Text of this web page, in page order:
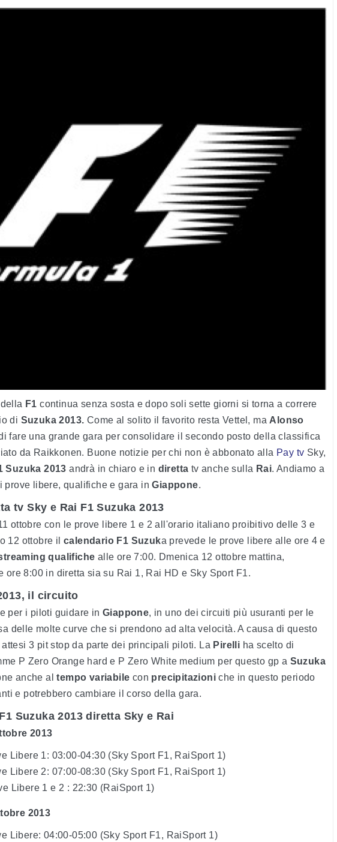
della F1 continua senza sosta e dopo soli sette giorni si torna a correre
di Suzuka 2013. Come al solito il favorito resta Vettel, ma Alonso
fare una grande gara per consolidare il secondo posto della classifica
da Raikkonen. Buone notizie per chi non è abbonato alla Pay tv Sky,
Suzuka 2013 andrà in chiaro e in diretta tv anche sulla Rai. Andiamo a
prove libere, qualifiche e gara inGiappone.
tv Sky e Rai F1 Suzuka 2013
ottobre con le prove libere 1 e 2 all'orario italiano proibitivo delle 3 e
12 ottobre il calendario F1 Suzuka prevede le prove libere alle ore 4 e
qualifiche alle ore 7:00. Dmenica 12 ottobre mattina,
ore 8:00 in diretta sia su Rai 1, Rai HD e Sky Sport F1.
il circuito
per i piloti guidare in Giappone, in uno dei circuiti più usuranti per le
delle molte curve che si prendono ad alta velocità. A causa di questo
3 pit stop da parte dei principali piloti. La Pirelli ha scelto di
P Zero Orange hard e P Zero White medium per questo gp a Suzuka
anche altempo variabile con precipitazioni che in questo periodo
e potrebbero cambiare il corso della gara.
Suzuka 2013 diretta Sky e Rai
2013
Libere 1: 03:00-04:30 (Sky Sport F1, RaiSport 1)
Libere 2: 07:00-08:30 (Sky Sport F1, RaiSport 1)
Libere 1 e 2 : 22:30 (RaiSport 1)
2013
Libere: 04:00-05:00 (Sky Sport F1, RaiSport 1)